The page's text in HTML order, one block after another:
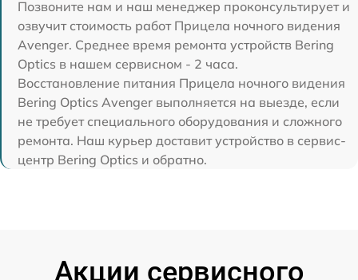
Позвоните нам и наш менеджер проконсультирует и
озвучит стоимость работ Прицела ночного видения
Avenger. Среднее время ремонта устройств Bering
Optics в нашем сервисном - 2 часа.
Восстановление питания Прицела ночного видения
Bering Optics Avenger выполняется на выезде, если
не требует специального оборудования и сложного
ремонта. Наш курьер доставит устройство в сервис-
центр Bering Optics и обратно.
Акции сервисного